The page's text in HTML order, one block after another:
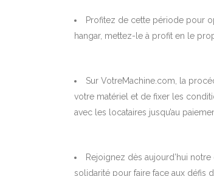
Profitez de cette période pour
hangar, mettez-le à profit en le
Sur VotreMachine.com, la
votre matériel et de fixer les
avec les locataires jusqu’au
Rejoignez dès aujourd’hui
solidarité pour faire face aux défis